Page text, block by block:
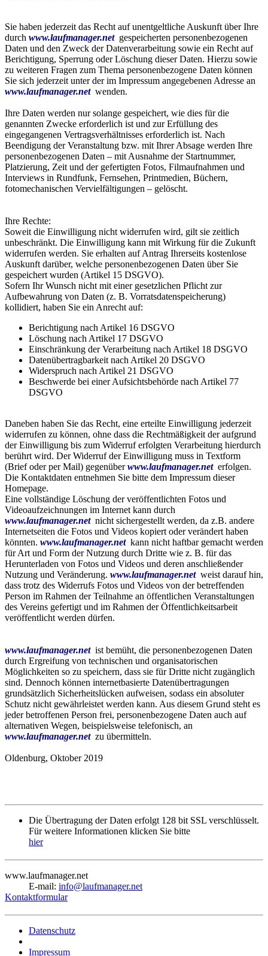
Sie haben jederzeit das Recht auf unentgeltliche Auskunft über Ihre
durch www.laufmanager.netgespeicherten personenbezogenen
Daten und den Zweck der Datenverarbeitung sowie ein Recht auf
Berichtigung, Sperrung oder Löschung dieser Daten. Hierzu sowie
zu weiteren Fragen zum Thema personenbezogene Daten können
Sie sich jederzeit unter der im Impressum angegebenen Adresse an
www.laufmanager.netwenden.
Ihre Daten werden nur solange gespeichert, wie dies für die
genannten Zwecke erforderlich ist und zur Erfüllung des
eingegangenen Vertragsverhältnisses erforderlich ist. Nach
Beendigung der Veranstaltung bzw. mit Ihrer Absage werden Ihre
personenbezogenen Daten – mit Ausnahme der Startnummer,
Platzierung, Zeit und der gefertigten Fotos, Filmaufnahmen und
Interviews in Rundfunk, Fernsehen, Printmedien, Büchern,
fotomechanischen Vervielfältigungen – gelöscht.
Ihre Rechte:
Soweit die Einwilligung nicht widerrufen wird, gilt sie zeitlich
unbeschränkt. Die Einwilligung kann mit Wirkung für die Zukunft
widerrufen werden. Sie erhalten auf Antrag Ihrerseits kostenlose
Auskunft darüber, welche personenbezogenen Daten über Sie
gespeichert wurden (Artikel 15 DSGVO).
Sofern Ihr Wunsch nicht mit einer gesetzlichen Pflicht zur
Aufbewahrung von Daten (z. B. Vorratsdatenspeicherung)
kollidiert, haben Sie ein Anrecht auf:
Berichtigung nach Artikel 16 DSGVO
Löschung nach Artikel 17 DSGVO
Einschränkung der Verarbeitung nach Artikel 18 DSGVO
Datenübertragbarkeit nach Artikel 20 DSGVO
Widerspruch nach Artikel 21 DSGVO
Beschwerde bei einer Aufsichtsbehörde nach Artikel 77
DSGVO
Daneben haben Sie das Recht, eine erteilte Einwilligung jederzeit
widerrufen zu können, ohne dass die Rechtmäßigkeit der aufgrund
der Einwilligung bis zum Widerruf erfolgten Verarbeitung hierdurch
berührt wird. Der Widerruf der Einwilligung muss in Textform
(Brief oder per Mail) gegenüberwww.laufmanager.neterfolgen.
Die Kontaktdaten entnehmen Sie bitte dem Impressum dieser
Homepage.
Eine vollständige Löschung der veröffentlichten Fotos und
Videoaufzeichnungen im Internet kann durch
www.laufmanager.netnicht sichergestellt werden, da z.B. andere
Internetseiten die Fotos und Videos kopiert oder verändert haben
könnten. www.laufmanager.netkann nicht haftbar gemacht werden
für Art und Form der Nutzung durch Dritte wie z. B. für das
Herunterladen von Fotos und Videos und deren anschließender
Nutzung und Veränderung. www.laufmanager.netweist darauf hin,
dass trotz des Widerrufs Fotos und Videos von der betreffenden
Person im Rahmen der Teilnahme an öffentlichen Veranstaltungen
des Vereins gefertigt und im Rahmen der Öffentlichkeitsarbeit
veröffentlicht werden dürfen.
www.laufmanager.netist bemüht, die personenbezogenen Daten
durch Ergreifung von technischen und organisatorischen
Möglichkeiten so zu speichern, dass sie für Dritte nicht zugänglich
sind. Dennoch können internetbasierte Datenübertragungen
grundsätzlich Sicherheitslücken aufweisen, sodass ein absoluter
Schutz nicht gewährleistet werden kann. Aus diesem Grund steht es
jeder betroffenen Person frei, personenbezogene Daten auch auf
alternativen Wegen, beispielsweise telefonisch, an
www.laufmanager.netzu übermitteln.
Oldenburg, Oktober 2019
Die Übertragung der Daten erfolgt 128 bit SSL verschlüsselt.
Für weitere Informationen klicken Sie bitte
hier
www.laufmanager.net
E-mail: info@laufmanager.net
Kontaktformular
Datenschutz
Impressum